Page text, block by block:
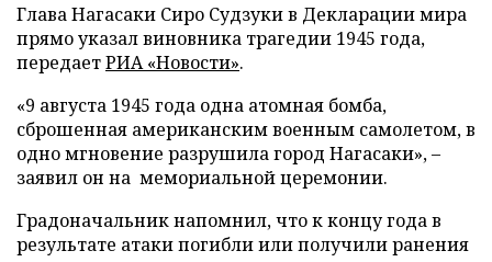
Глава Нагасаки Сиро Судзуки в Декларации мира
прямо указал виновника трагедии 1945 года,
передаетРИА «Новости».
«9 августа 1945 года одна атомная бомба,
сброшенная американским военным самолетом, в
одно мгновение разрушила город Нагасаки», –
заявил он на мемориальной церемонии.
Градоначальник напомнил, что к концу года в
результате атаки погибли или получили ранения